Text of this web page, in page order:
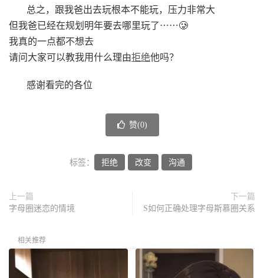
总之，跟我爸出去玩根本不能玩，压力非常大
但我爸已经在规划明年要去哪里玩了⋯⋯🥲
我真的一点都不想去
请问大家可以教我用什么理由拒绝他吗？
感谢看完的各位
赞(0)
标签： 拒绝 改变 沟通
上一篇
字母圈迷恋的情境
下一篇
S如何正确处理字母斯慕圈关系
相关推荐